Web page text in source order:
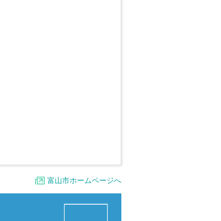
富山市ホームページへ